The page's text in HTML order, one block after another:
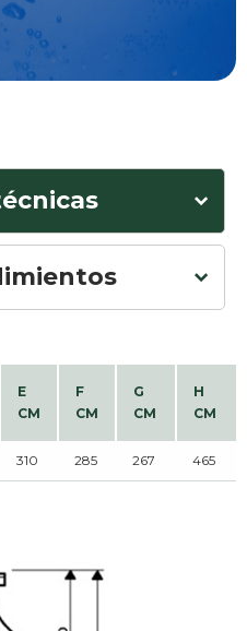
E
CM
F
CM
G
CM
H
CM
310 285 267 465